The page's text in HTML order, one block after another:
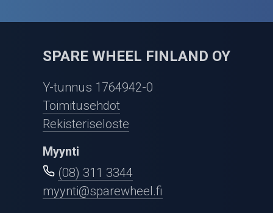
SPARE WHEEL FINLAND OY
Y-tunnus 1764942-0
Toimitusehdot
Rekisteriseloste
Myynti
(08) 311 3344
myynti@sparewheel.fi